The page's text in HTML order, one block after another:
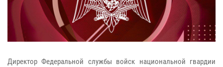
Директор Федеральной службы войск национальной гвардии